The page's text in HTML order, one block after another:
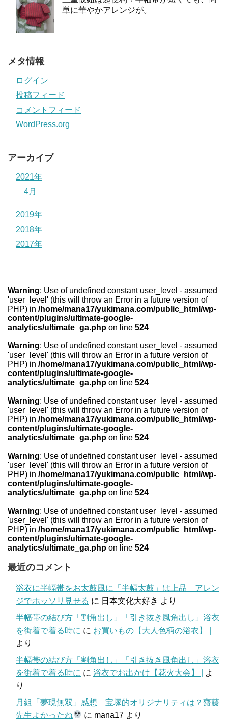
単に華やかアレンジが。
メタ情報
ログイン
投稿フィード
コメントフィード
WordPress.org
アーカイブ
2021年
4月
2019年
2018年
2017年
Warning: Use of undefined constant user_level - assumed
'user_level' (this will throw an Error in a future version of
PHP) in /home/mana17/yukimana.com/public_html/wp-
content/plugins/ultimate-google-
analytics/ultimate_ga.php on line 524
Warning: Use of undefined constant user_level - assumed
'user_level' (this will throw an Error in a future version of
PHP) in /home/mana17/yukimana.com/public_html/wp-
content/plugins/ultimate-google-
analytics/ultimate_ga.php on line 524
Warning: Use of undefined constant user_level - assumed
'user_level' (this will throw an Error in a future version of
PHP) in /home/mana17/yukimana.com/public_html/wp-
content/plugins/ultimate-google-
analytics/ultimate_ga.php on line 524
Warning: Use of undefined constant user_level - assumed
'user_level' (this will throw an Error in a future version of
PHP) in /home/mana17/yukimana.com/public_html/wp-
content/plugins/ultimate-google-
analytics/ultimate_ga.php on line 524
Warning: Use of undefined constant user_level - assumed
'user_level' (this will throw an Error in a future version of
PHP) in /home/mana17/yukimana.com/public_html/wp-
content/plugins/ultimate-google-
analytics/ultimate_ga.php on line 524
最近のコメント
浴衣に半幅帯をお太鼓風に「半幅太鼓」は上品 アレン
ジでホッソリ見せる に 日本文化大好き より
半幅帯の結び方「割角出し」「引き抜き風角出し」浴衣
を街着で着る時に に お買いもの【大人色柄の浴衣】 |
より
半幅帯の結び方「割角出し」「引き抜き風角出し」浴衣
を街着で着る時に に 浴衣でお出かけ【花火大会】 |
よ
り
月組「夢現無双」感想 宝塚的オリジナリティは？齋藤
先生よかったね
に mana17 より